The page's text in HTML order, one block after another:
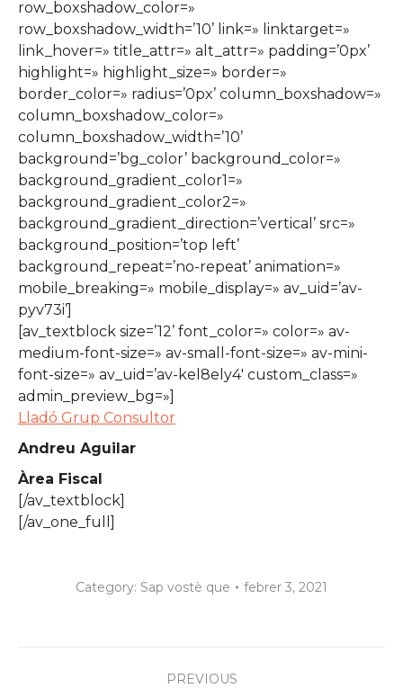
row_boxshadow_color=»
row_boxshadow_width=’10’ link=» linktarget=»
link_hover=» title_attr=» alt_attr=» padding=’0px’
highlight=» highlight_size=» border=»
border_color=» radius=’0px’ column_boxshadow=»
column_boxshadow_color=»
column_boxshadow_width=’10’
background=’bg_color’ background_color=»
background_gradient_color1=»
background_gradient_color2=»
background_gradient_direction=’vertical’ src=»
background_position=’top left’
background_repeat=’no-repeat’ animation=»
mobile_breaking=» mobile_display=» av_uid=’av-
pyv73i’]
[av_textblock size=’12’ font_color=» color=» av-
medium-font-size=» av-small-font-size=» av-mini-
font-size=» av_uid=’av-kel8ely4′ custom_class=»
admin_preview_bg=»]
Lladó Grup Consultor
Andreu Aguilar
Àrea Fiscal
[/av_textblock]
[/av_one_full]
Category: Sap vostè que febrer 3, 2021
PREVIOUS